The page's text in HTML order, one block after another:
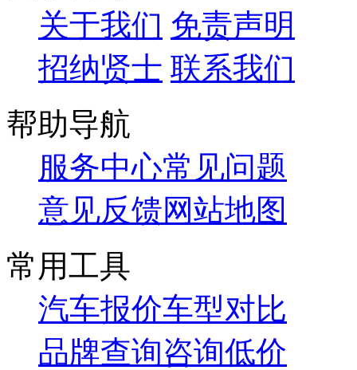
关于我们 免责声明
招纳贤士 联系我们
帮助导航
服务中心常见问题
意见反馈网站地图
常用工具
汽车报价车型对比
品牌查询咨询低价